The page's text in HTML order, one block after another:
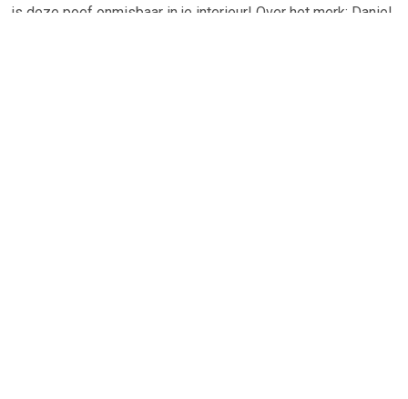
is deze poef onmisbaar in je interieur! Over het merk: Daniel